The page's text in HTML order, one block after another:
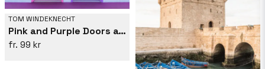
TOM WINDEKNECHT
Pink and Purple Doors at the Saguaro
99 kr